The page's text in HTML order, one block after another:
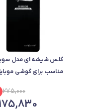
گلس شیشه ای مدل
مناسب برای گوشی
275,000